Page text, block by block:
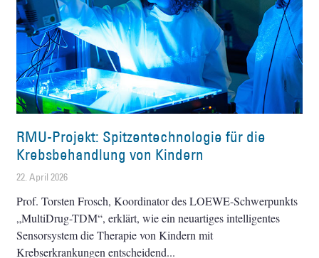
RMU-Projekt: Spitzentechnologie für die
Krebsbehandlung von Kindern
22. April 2026
Prof. Torsten Frosch, Koordinator des LOEWE-Schwerpunkts
„MultiDrug-TDM“, erklärt, wie ein neuartiges intelligentes
Sensorsystem die Therapie von Kindern mit
Krebserkrankungen entscheidend